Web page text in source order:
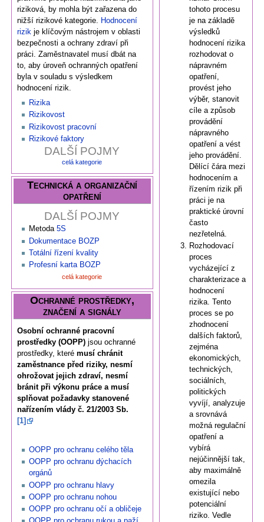
riziková, by mohla být zařazena do
nižší rizikové kategorie.
Hodnocení
rizik je klíčovým nástrojem v oblasti
bezpečnosti a ochrany zdraví při
práci. Zaměstnavatel musí dbát na
to, aby úroveň ochranných opatření
byla v souladu s výsledkem
hodnocení rizik.
Rizika
Rizikovost
Rizikovost pracovní
Rizikové faktory
DALŠÍ POJMY
celá kategorie
Technická a organizační
opatření
DALŠÍ POJMY
Metoda5S
Dokumentace BOZP
Totální řízení kvality
Profesní karta BOZP
celá kategorie
Ochranné prostředky,
značení a signály
Osobní ochranné pracovní
prostředky (OOPP) jsou ochranné
prostředky, kterémusí chránit
zaměstnance před riziky, nesmí
ohrožovat jejich zdraví, nesmí
bránit při výkonu práce a musí
splňovat požadavky stanovené
nařízením vlády č. 21/2003 Sb.
[1]
OOPP pro ochranu celého těla
OOPP pro ochranu dýchacích
orgánů
OOPP pro ochranu hlavy
OOPP pro ochranu nohou
OOPP pro ochranu očí a obličeje
tohoto procesu
je na základě
výsledků
hodnocení rizika
rozhodovat o
nápravném
opatření,
provést jeho
výběr, stanovit
cíle a způsob
provádění
nápravného
opatření a vést
jeho provádění.
Dělící čára mezi
hodnocením a
řízením rizik při
práci je na
praktické úrovní
často
nezřetelná.
Rozhodovací
proces
vycházející z
charakterizace a
hodnocení
rizika. Tento
proces se po
zhodnocení
dalších faktorů,
zejména
ekonomických,
technických,
sociálních,
politických
vyvíjí, analyzuje
a srovnává
možná regulační
opatření a
vybírá
nejúčinnější tak,
aby maximálně
omezila
existující nebo
potenciální
riziko. Vedle